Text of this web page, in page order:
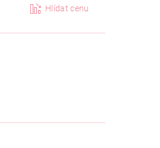
Hlídat cenu